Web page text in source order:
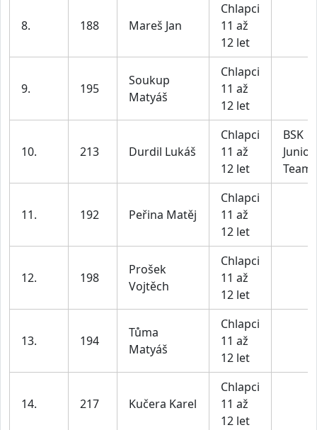
8. 188 Mareš Jan
Chlapci
11 až
12 let
9. 195
Soukup
Matyáš
Chlapci
11 až
12 let
10. 213 Durdil Lukáš
Chlapci
11 až
12 let
BSK
Team
11. 192 Peřina Matěj
Chlapci
11 až
12 let
12. 198
Prošek
Vojtěch
Chlapci
11 až
12 let
13. 194
Tůma
Matyáš
Chlapci
11 až
12 let
14. 217 Kučera Karel
Chlapci
11 až
12 let